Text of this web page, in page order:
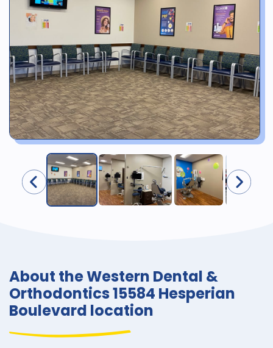
About the Western Dental &
Orthodontics 15584 Hesperian
Boulevard location